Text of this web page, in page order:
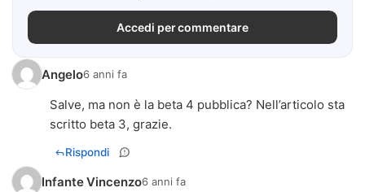
Accedi per commentare
Angelo6 anni fa
Salve, ma non è la beta 4 pubblica? Nell’articolo sta
scritto beta 3, grazie.
Rispondi
Infante Vincenzo6 anni fa